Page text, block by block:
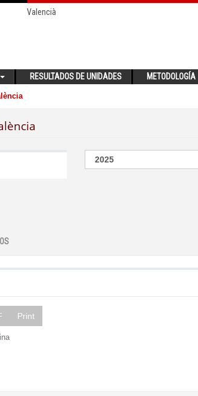
Valencià
RESULTADOS DE UNIDADES METODOLOGÍA
Print